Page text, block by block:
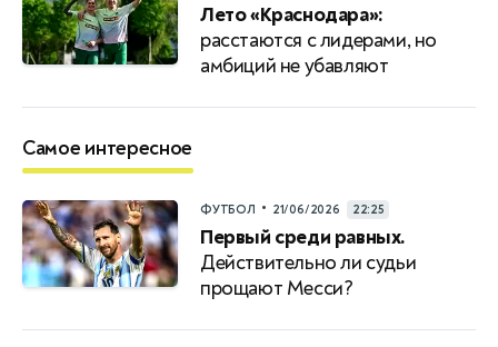
Лето «Краснодара»:
расстаются с лидерами, но
амбиций не убавляют
Самое интересное
ФУТБОЛ • 21/06/2026 22:25
Первый среди равных.
Действительно ли судьи
прощают Месси?